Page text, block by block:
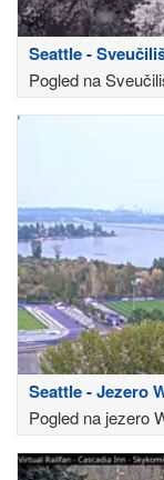
Seattle -
Pogled na
Seattle - Jezero
Pogled na jezero